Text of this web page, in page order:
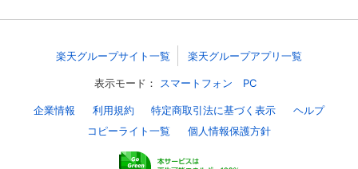
可能です。
楽天グループサイト一覧 楽天グループアプリ一覧
表示モード： スマートフォン PC
企業情報 利用規約 特定商取引法に基づく表示
ヘルプ
コピーライト一覧
個人情報保護方針